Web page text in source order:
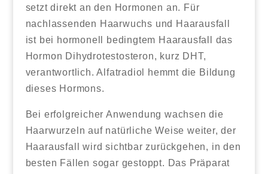
setzt direkt an den Hormonen an. Für
nachlassenden Haarwuchs und Haarausfall
ist bei hormonell bedingtem Haarausfall das
Hormon Dihydrotestosteron, kurz DHT,
verantwortlich. Alfatradiol hemmt die Bildung
dieses Hormons.
Bei erfolgreicher Anwendung wachsen die
Haarwurzeln auf natürliche Weise weiter, der
Haarausfall wird sichtbar zurückgehen, in den
besten Fällen sogar gestoppt. Das Präparat